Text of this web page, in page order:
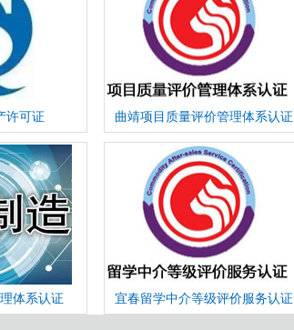
许可证 曲靖项目质量评价管理体系认证
体系认证 宜春留学中介等级评价服务认证